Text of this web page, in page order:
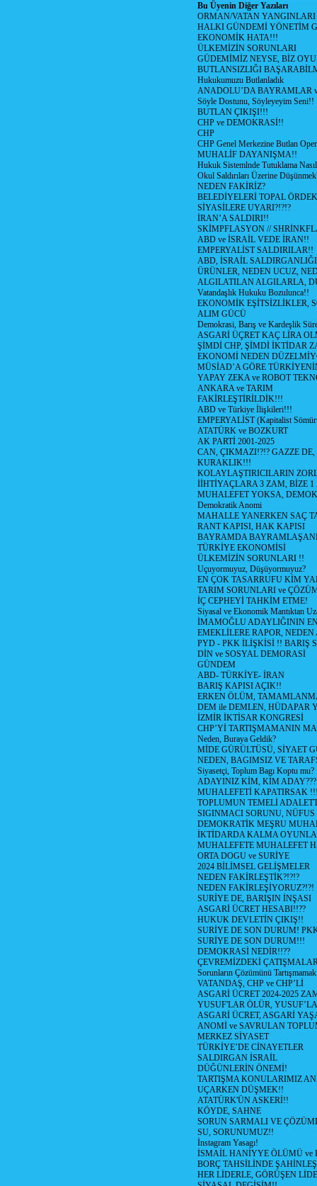
Bu Üyenin Diğer Yazıları
ORMAN/VATAN
HALKI GÜNDEMİ YÖNETİM
EKONOMİK HATA!!!
ÜLKEMİZİN SORUNLARI
GÜDEMİMİZ NEYSE, BİZ
BUTLANSIZLIĞI
Hukukumuzu Butlanladık
ANADOLU’DA BAYRAMLAR
Söyle Dostunu, Söyleyeyim Seni!!
BUTLAN ÇIKIŞI!!!
CHP ve DEMOKRASİ!!
CHP
CHP Genel Merkezine Butlan
MUHALİF DAYANIŞMA!!
Hukuk Sistemlnde Tutuklama
Okul Saldırıları Üzerine
NEDEN FAKİRİZ?
BELEDİYELERİ TOPAL
SİYASİLERE UYARI?!?!?
İRAN’A SALDIRI!!
SKİMPFLASYON //
ABD ve İSRAİL VEDE İRAN!!
EMPERYALİST SALDIRILAR!!
ABD, İSRAİL SALDIRGANLIĞI
ÜRÜNLER, NEDEN UCUZ,
ALGILATILAN ALGILARLA,
Vatandaşlık Hukuku Bozulunca!!
EKONOMİK EŞİTSİZLİKLER,
ALIM GÜCÜ
Demokrasi, Barış ve Kardeşlik
ASGARİ ÜÇRET KAÇ LİRA
ŞİMDİ CHP, ŞİMDİ İKTİDAR
EKONOMİ NEDEN
MÜSİAD’A GÖRE
YAPAY ZEKA ve ROBOT
ANKARA ve TARIM
FAKİRLEŞTİRİLDİK!!!
ABD ve Türkiye İlişkileri!!!
EMPERYALİST (Kapitalist
ATATÜRK ve BOZKURT
AK PARTİ 2001-2025
CAN, ÇIKMAZI!?!? GAZZE
KURAKLIK!!!
KOLAYLAŞTIRICILARIN
İİHTİYAÇLARA 3 ZAM, BİZE
MUHALEFET YOKSA,
Demokratik Anomi
MAHALLE YANERKEN SAÇ
RANT KAPISI, HAK KAPISI
BAYRAMDA
TÜRKİYE EKONOMİSİ
ÜLKEMİZİN SORUNLARI !!
Uçuyormuyuz, Düşüyormuyuz?
EN ÇOK TASARRUFU KİM
TARIM SORUNLARI ve
İÇ CEPHEYİ TAHKİM ETME!
Siyasal ve Ekonomik Mantıktan
İMAMOĞLU ADAYLIĞININ
EMEKLİLERE RAPOR,
PYD - PKK İLİŞKİSİ !! BARIŞ
DİN ve SOSYAL DEMORASİ
GÜNDEM
ABD- TÜRKİYE- İRAN
BARIŞ KAPISI AÇIK!!
ERKEN ÖLÜM,
DEM ile DEMLEN, HÜDAPAR
İZMİR İKTİSAR KONGRESİ
CHP’Yİ TARTIŞMAMANIN
Neden, Buraya Geldik?
MİDE GÜRÜLTÜSÜ, SİYAET
NEDEN, BAGIMSIZ VE
Siyasetçi, Toplum Bagı Koptu mu?
ADAYINIZ KİM, KİM ADAY???
MUHALEFETİ KAPATIRSAK
TOPLUMUN TEMELİ
SIGINMACI SORUNU,
DEMOKRATİK MEŞRU
İKTİDARDA KALMA
MUHALEFETE MUHALEFET
ORTA DOGU ve SURİYE
2024 BİLİMSEL GELİŞMELER
NEDEN FAKİRLEŞTİK?!?!?
NEDEN FAKİRLEŞİYORUZ?!?!
SURİYE DE, BARIŞIN İNŞASI
ASGARİ ÜCRET HESABI!!??
HUKUK DEVLETİN ÇIKIŞ!!
SURİYE DE SON DURUM!
SURİYE DE SON DURUM!!!
DEMOKRASİ NEDİR!!??
ÇEVREMİZDEKİ
Sorunların Çözümünü
VATANDAŞ, CHP ve CHP’Lİ
ASGARİ ÜCRET 2024-2025
YUSUF'LAR ÖLÜR,
ASGARİ ÜCRET, ASGARİ
ANOMİ ve SAVRULAN
MERKEZ SİYASET
TÜRKİYE’DE CİNAYETLER
SALDIRGAN İSRAİL
DÜĞÜNLERİN ÖNEMİ!
TARTIŞMA KONULARIMIZ
UÇARKEN DÜŞMEK!!
ATATÜRK'ÜN ASKERİ!!
KÖYDE, SAHNE
SORUN SARMALI VE
SU, SORUNUMUZ!!
İnstagram Yasagı!
İSMAİL HANİYYE ÖLÜMÜ ve
BORÇ TAHSİLİNDE
HER LİDERLE, GÖRÜŞEN